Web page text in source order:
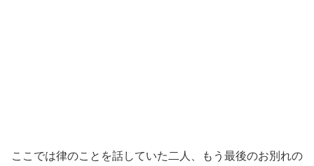
ここでは律のことを話していた二人、もう最後のお別れの